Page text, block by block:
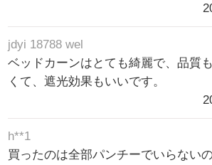
jdyi 18788 wel
ベッドカーンはとても綺麗で、品質
くて、遮光効果もいいです。
h**1
買ったのは全部パンチーでいらない